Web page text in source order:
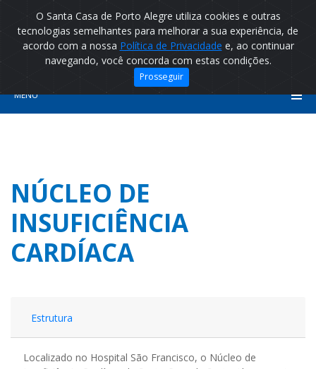
O Santa Casa de Porto Alegre utiliza cookies e outras
tecnologias semelhantes para melhorar a sua experiência, de
acordo com a nossa Política de Privacidade e, ao continuar
navegando, você concorda com estas condições.
Prosseguir
MENU
NÚCLEO DE
INSUFICIÊNCIA
CARDÍACA
Estrutura
Localizado no Hospital São Francisco, o Núcleo de